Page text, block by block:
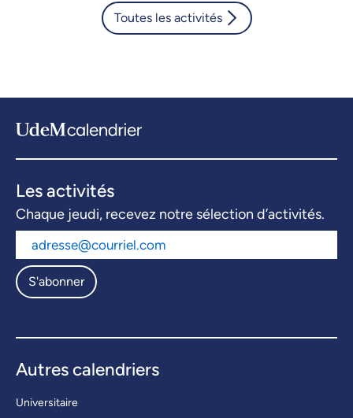
Toutes les activités
Les activités
Chaque jeudi, recevez notre sélection d’activités.
S'abonner
Autres calendriers
Universitaire